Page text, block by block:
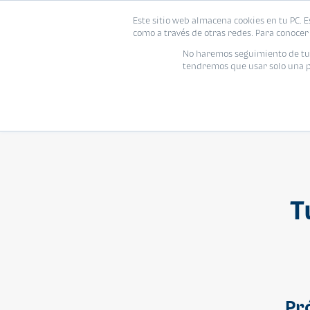
Este sitio web almacena cookies en tu
como a través de otras redes. Para
No haremos seguimiento de
tendremos que usar solo una